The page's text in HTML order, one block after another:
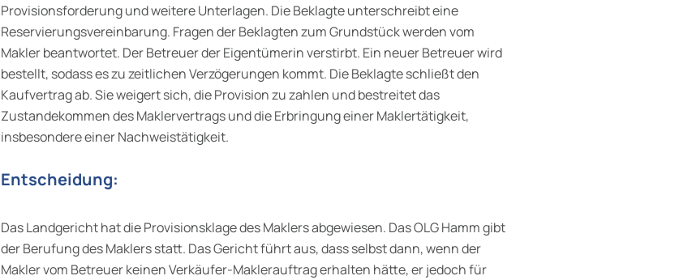
Provisionsforderung und weitere Unterlagen. Die Beklagte unterschreibt eine
Reservierungsvereinbarung. Fragen der Beklagten zum Grundstück werden vom
Makler beantwortet. Der Betreuer der Eigentümerin verstirbt. Ein neuer Betreuer wird
bestellt, sodass es zu zeitlichen Verzögerungen kommt. Die Beklagte schließt den
Kaufvertrag ab. Sie weigert sich, die Provision zu zahlen und bestreitet das
Zustandekommen des Maklervertrags und die Erbringung einer Maklertätigkeit,
insbesondere einer Nachweistätigkeit.
Entscheidung:
Das Landgericht hat die Provisionsklage des Maklers abgewiesen. Das OLG Hamm gibt
der Berufung des Maklers statt. Das Gericht führt aus, dass selbst dann, wenn der
Makler vom Betreuer keinen Verkäufer-Maklerauftrag erhalten hätte, er jedoch für